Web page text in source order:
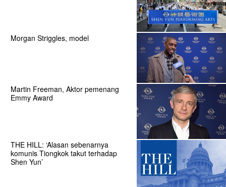
Morgan Striggles, model
Martin Freeman, Aktor pemenang
Emmy Award
THE HILL: ‘Alasan sebenarnya
komunis Tiongkok takut terhadap
Shen Yun’